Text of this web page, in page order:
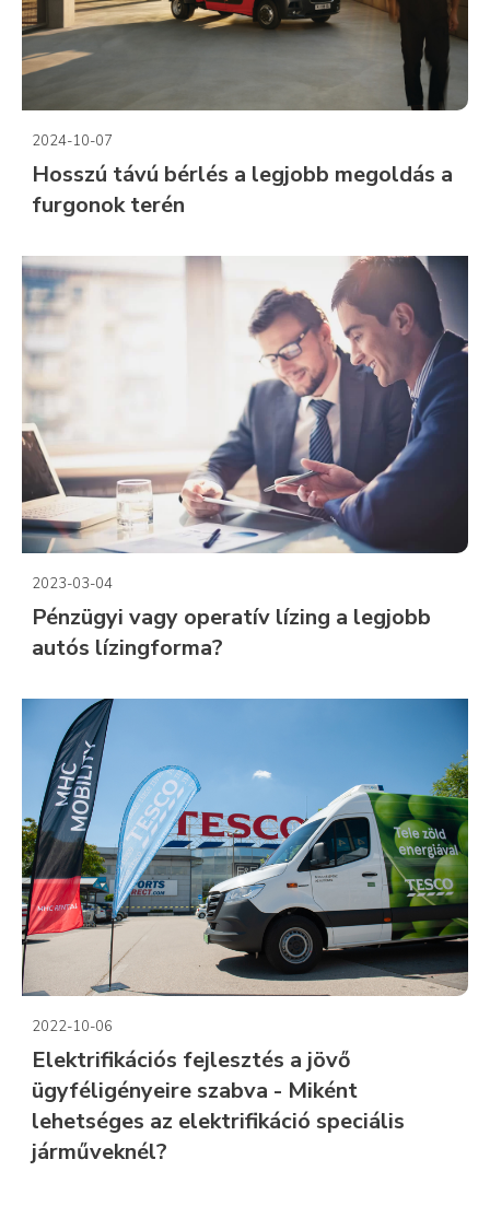
2024-10-07
Hosszú távú bérlés a legjobb megoldás a
furgonok terén
2023-03-04
Pénzügyi vagy operatív lízing a legjobb
autós lízingforma?
2022-10-06
Elektrifikációs fejlesztés a jövő
ügyféligényeire szabva - Miként
lehetséges az elektrifikáció speciális
járműveknél?